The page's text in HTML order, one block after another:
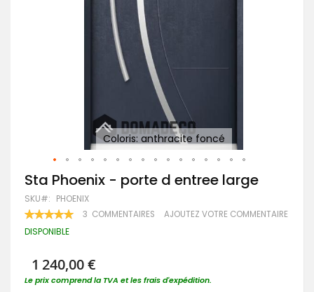
Coloris: anthracite foncé
Passer
au
début
de
Galerie
Sta Phoenix - porte d entree large
SKU PHOENIX
RATING: 3 COMMENTAIRES AJOUTEZ VOTRE COMMENTAIRE
DISPONIBLE
1 240,00 €
Le prix comprend la TVA et les frais d'expédition.